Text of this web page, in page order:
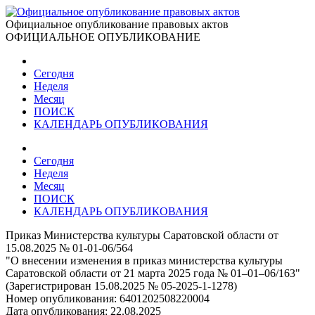
Официальное опубликование правовых актов
ОФИЦИАЛЬНОЕ ОПУБЛИКОВАНИЕ
Сегодня
Неделя
Месяц
ПОИСК
КАЛЕНДАРЬ ОПУБЛИКОВАНИЯ
Сегодня
Неделя
Месяц
ПОИСК
КАЛЕНДАРЬ ОПУБЛИКОВАНИЯ
Приказ Министерства культуры Саратовской области от
15.08.2025 № 01-01-06/564
"О внесении изменения в приказ министерства культуры
Саратовской области от 21 марта 2025 года № 01–01–06/163"
(Зарегистрирован 15.08.2025 № 05-2025-1-1278)
Номер опубликования: 6401202508220004
Дата опубликования: 22.08.2025